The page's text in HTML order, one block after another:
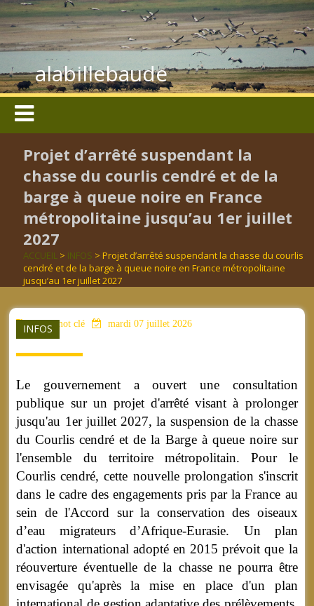
alabillebaude
Projet d’arrêté suspendant la
chasse du courlis cendré et de la
barge à queue noire en France
métropolitaine jusqu’au 1er juillet
2027
ACCUEIL > INFOS > Projet d’arrêté suspendant la chasse du courlis
cendré et de la barge à queue noire en France métropolitaine
jusqu’au 1er juillet 2027
INFOS
aucun mot clé mardi 07 juillet 2026
Le gouvernement a ouvert une consultation
publique sur un projet d'arrêté visant à prolonger
jusqu'au 1er juillet 2027, la suspension de la chasse
du Courlis cendré et de la Barge à queue noire sur
l'ensemble du territoire métropolitain. Pour le
Courlis cendré, cette nouvelle prolongation s'inscrit
dans le cadre des engagements pris par la France au
sein de l'Accord sur la conservation des oiseaux
d’eau migrateurs d’Afrique-Eurasie. Un plan
d'action international adopté en 2015 prévoit que la
réouverture éventuelle de la chasse ne pourra être
envisagée qu'après la mise en place d'un plan